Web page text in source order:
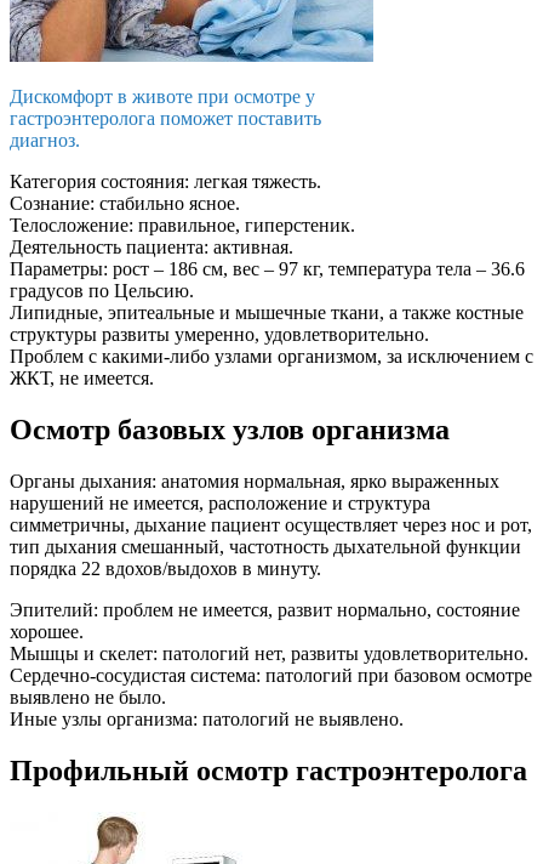
Дискомфорт в животе при осмотре у
гастроэнтеролога поможет поставить
диагноз.
Категория состояния: легкая тяжесть.
Сознание: стабильно ясное.
Телосложение: правильное, гиперстеник.
Деятельность пациента: активная.
Параметры: рост – 186 см, вес – 97 кг, температура тела – 36.6
градусов по Цельсию.
Липидные, эпитеальные и мышечные ткани, а также костные
структуры развиты умеренно, удовлетворительно.
Проблем с какими-либо узлами организмом, за исключением с
ЖКТ, не имеется.
Осмотр базовых узлов организма
Органы дыхания: анатомия нормальная, ярко выраженных
нарушений не имеется, расположение и структура
симметричны, дыхание пациент осуществляет через нос и рот,
тип дыхания смешанный, частотность дыхательной функции
порядка 22 вдохов/выдохов в минуту.
Эпителий: проблем не имеется, развит нормально, состояние
хорошее.
Мышцы и скелет: патологий нет, развиты удовлетворительно.
Сердечно-сосудистая система: патологий при базовом осмотре
выявлено не было.
Иные узлы организма: патологий не выявлено.
Профильный осмотр гастроэнтеролога